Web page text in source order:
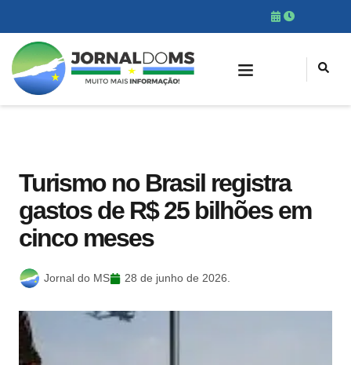
Turismo no Brasil registra
gastos de R$ 25 bilhões em
cinco meses
Jornal do MS 28 de junho de 2026.